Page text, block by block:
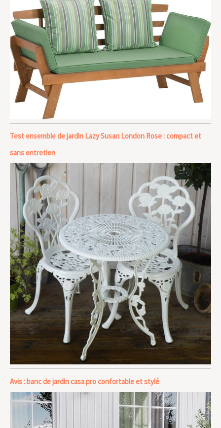
Test ensemble de jardin Lazy Susan London Rose : compact et
sans entretien
Avis : banc de jardin casa.pro confortable et stylé